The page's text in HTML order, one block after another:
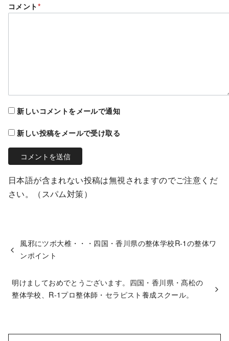
コメント*
新しいコメントをメールで通知
新しい投稿をメールで受け取る
日本語が含まれない投稿は無視されますのでご注意くだ
さい。（スパム対策）
風邪にツボ大椎・・・四国・香川県の整体学校R-1の整体ワ
ンポイント
明けましておめでとうございます。四国・香川県・髙松の
整体学校、R-1プロ整体師・セラピスト養成スクール。